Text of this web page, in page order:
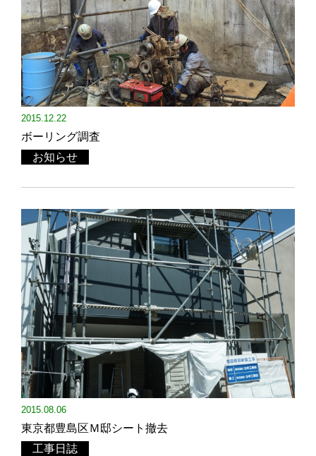
2015.12.22
ボーリング調査
お知らせ
2015.08.06
東京都豊島区Ｍ邸シート撤去
工事日誌